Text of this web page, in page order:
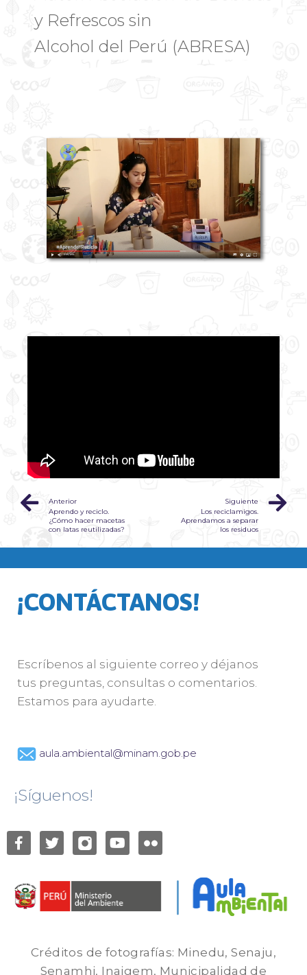
y Refrescos sin
Alcohol del Perú (ABRESA)
Anterior
Aprendo y reciclo.
¿Cómo hacer macetas
con latas reutilizadas?
Siguiente
Los reciclamigos.
Aprendamos a separar
los residuos
¡CONTÁCTANOS!
Escríbenos al siguiente correo y déjanos
tus preguntas, consultas o comentarios.
Estamos para ayudarte.
aula.ambiental@minam.gob.pe
¡Síguenos!
Créditos de fotografías: Minedu, Senaju,
Senamhi, Inaigem, Municipalidad de